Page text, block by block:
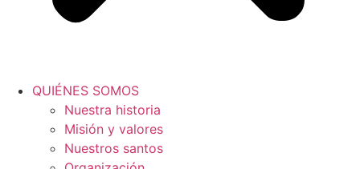
QUIÉNES SOMOS
Nuestra historia
Misión y valores
Nuestros santos